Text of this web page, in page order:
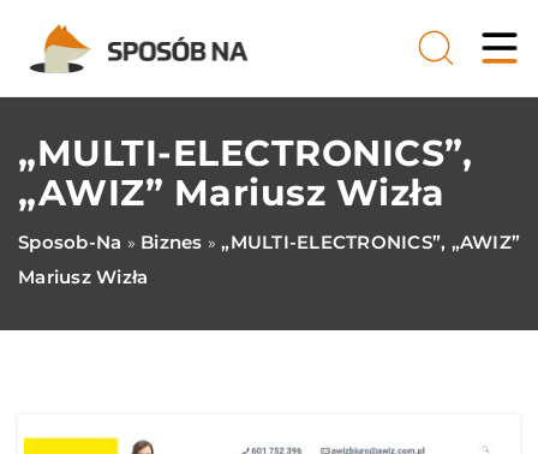
„MULTI-ELECTRONICS”,
„AWIZ” Mariusz Wizła
Sposob-Na » Biznes »„MULTI-ELECTRONICS”, „AWIZ”
Mariusz Wizła